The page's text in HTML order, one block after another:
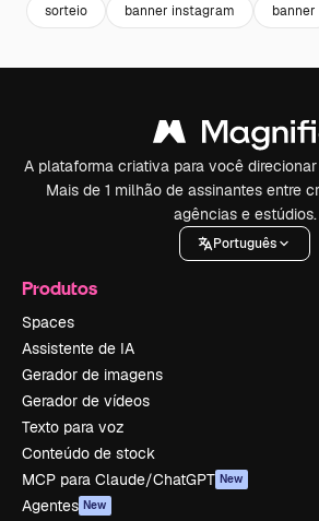
sorteio banner instagram banner
A plataforma criativa para você
Mais de 1 milhão de assinantes entre
agências e estúdios.
Português
Produtos
Spaces
Assistente de IA
Gerador de imagens
Gerador de vídeos
Texto para voz
Conteúdo de stock
MCP para Claude/ChatGPT New
Agentes New